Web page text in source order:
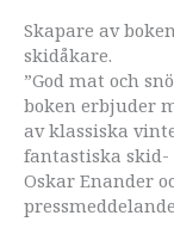
Skapare av
skidåkare.
”God mat och
boken erbjuder
av klassiska
fantastiska
Oskar Enander